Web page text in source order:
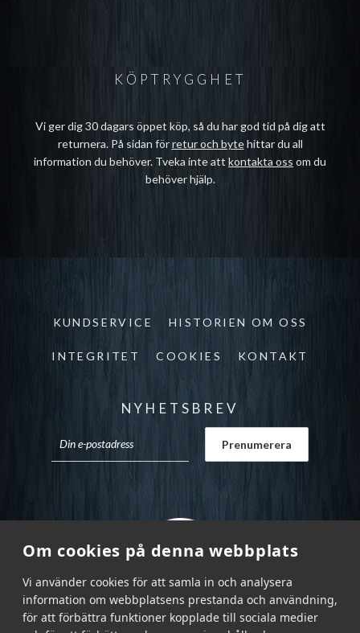
Om cookies på denna webbplats
Vi använder cookies för att samla in och analysera
information om webbplatsens prestanda och användning,
för att förbättra funktioner kopplade till sociala medier
KÖPTRYGGHET
Vi ger dig 30 dagars öppet köp, så du har god tid på dig att
returnera. På sidan förretur och bytehittar du all
information du behöver. Tveka inte att kontakta oss om du
behöver hjälp.
KUNDSERVICE HISTORIEN OM OSS
INTEGRITET COOKIES KONTAKT
NYHETSBREV